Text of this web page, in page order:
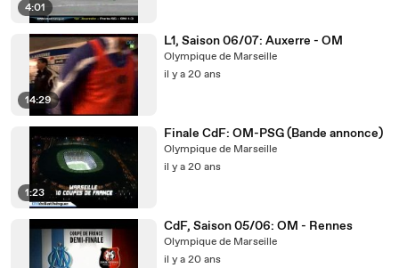
4:01
14:29
L1, Saison 06/07: Auxerre - OM
Olympique de Marseille
il y a 20 ans
1:23
Finale CdF: OM-PSG (Bande annonce)
Olympique de Marseille
il y a 20 ans
CdF, Saison 05/06: OM - Rennes
Olympique de Marseille
il y a 20 ans